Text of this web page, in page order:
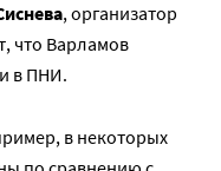
, организатор
что Варламов
в ПНИ.
в некоторых